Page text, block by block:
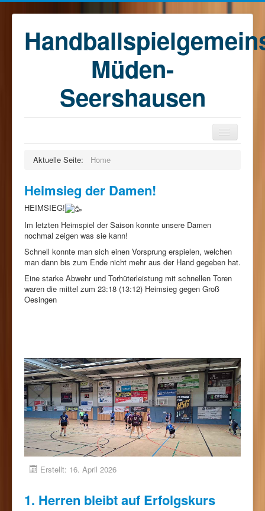
Müden-
Seershausen
Training
Kontakt
Förderkreis
Sponsoren
Aktuelle Seite: Home
Heimsieg der Damen!
HEIMSIEG!
Im letzten Heimspiel der Saison konnte unsere Damen
nochmal zeigen was sie kann!
Schnell konnte man sich einen Vorsprung erspielen, welchen
man dann bis zum Ende nicht mehr aus der Hand gegeben hat.
Eine starke Abwehr und Torhüterleistung mit schnellen Toren
waren die mittel zum 23:18 (13:12) Heimsieg gegen Groß
Oesingen
Erstellt: 16. April 2026
1. Herren bleibt auf Erfolgskurs